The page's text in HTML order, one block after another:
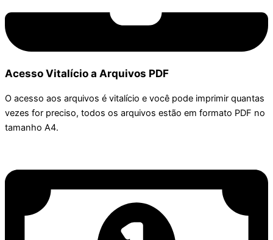
Acesso Vitalício a Arquivos PDF
O acesso aos arquivos é vitalício e você pode imprimir quantas
vezes for preciso, todos os arquivos estão em formato PDF no
tamanho A4.